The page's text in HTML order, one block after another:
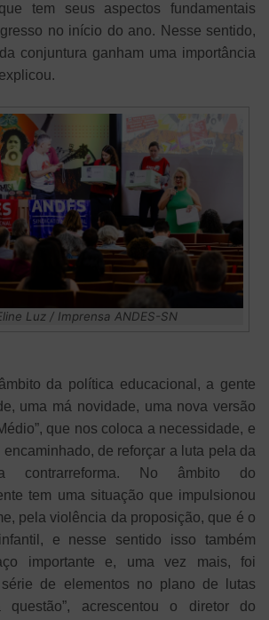
tem seus aspectos fundamentais
no início do ano. Nesse sentido,
conjuntura ganham uma importância
Luz / Imprensa ANDES-SN
da política educacional, a gente
uma má novidade, uma nova versão
que nos coloca a necessidade, e
de reforçar a luta pela da
contrarreforma. No âmbito do
tem uma situação que impulsionou
pela violência da proposição, que é o
e nesse sentido isso também
importante e, uma vez mais, foi
de elementos no plano de lutas
questão”, acrescentou o diretor do